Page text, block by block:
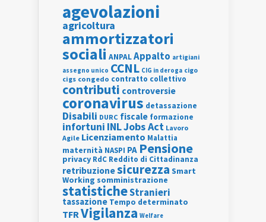
agevolazioni
agricoltura
ammortizzatori
sociali ANPALAppalto artigiani
assegno unico CCNL CIG in deroga cigo
cigs congedo contratto collettivo
contributi controversie
coronavirus detassazione
Disabili DURC fiscale formazione
infortuni INLJobs Act Lavoro
Agile Licenziamento Malattia
maternità NASPI PA Pensione
privacy RdC Reddito di Cittadinanza
retribuzionesicurezza Smart
Working somministrazione
statisticheStranieri
tassazione Tempo determinato
TFRVigilanza Welfare